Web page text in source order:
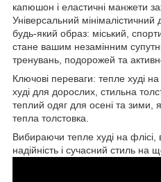
капюшон і еластичні манжети
Універсальний мінімалістичний
будь-який образ: міський,
стане вашим незамінним
тренувань, подорожей та
Ключові переваги: тепле худі на
худі для дорослих, стильна
теплий одяг для осені та зими,
тепла толстовка.
Вибираючи тепле худі на
надійність і сучасний стиль на